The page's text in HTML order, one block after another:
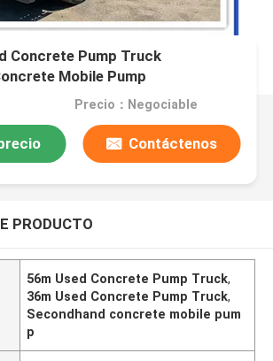
Concrete Pump Truck
Mobile Pump
Precio：Negociable
Contáctenos
PRODUCTO
56m Used Concrete Pump Truck,
36m Used Concrete Pump Truck,
Secondhand concrete mobile pum
p